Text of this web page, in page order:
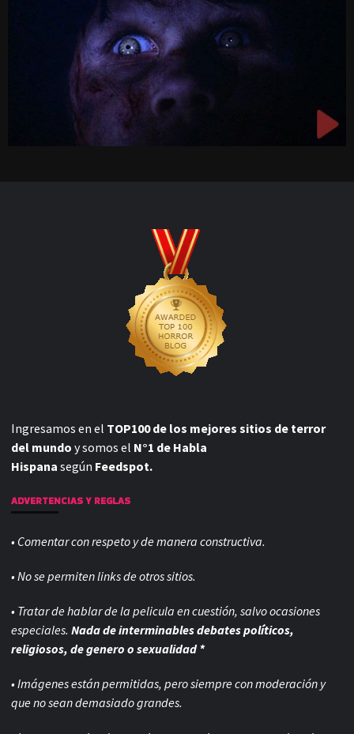
Ingresamos en el TOP100 de los mejores sitios de terror
del mundo y somos el N°1 de Habla
Hispana según Feedspot.
ADVERTENCIAS Y REGLAS
• Comentar con respeto y de manera constructiva.
• No se permiten links de otros sitios.
• Tratar de hablar de la pelicula en cuestión, salvo ocasiones
especiales. Nada de interminables debates políticos,
religiosos, de genero o sexualidad *
• Imágenes están permitidas, pero siempre conmoderación y
que no sean demasiado grandes.